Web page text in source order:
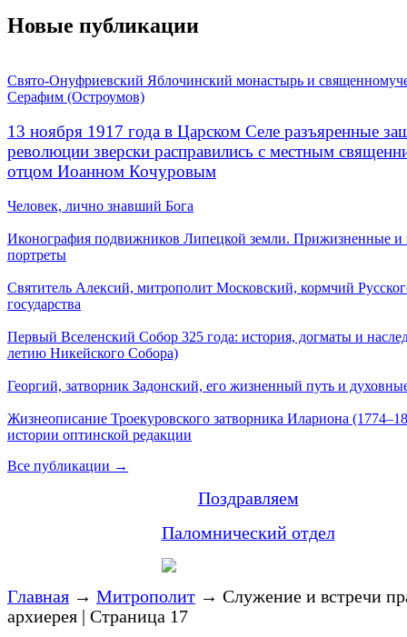
Новые публикации
Свято-Онуфриевский Яблочинский монастырь и
Серафим (Остроумов)
13 ноября 1917 года в Царском Селе разъяренные
революции зверски расправились с местным
отцом Иоанном Кочуровым
Человек, лично знавший Бога
Иконография подвижников Липецкой земли. Прижизненные и
портреты
Святитель Алексий, митрополит Московский, кормчий
государства
Первый Вселенский Собор 325 года: история, догматы и
летию Никейского Собора)
Георгий, затворник Задонский, его жизненный путь и
Жизнеописание Троекуровского затворника Илариона
истории оптинской редакции
Все публикации →
Поздравляем
Паломнический отдел
Главная → Митрополит → Служение и встречи
архиерея | Страница 17